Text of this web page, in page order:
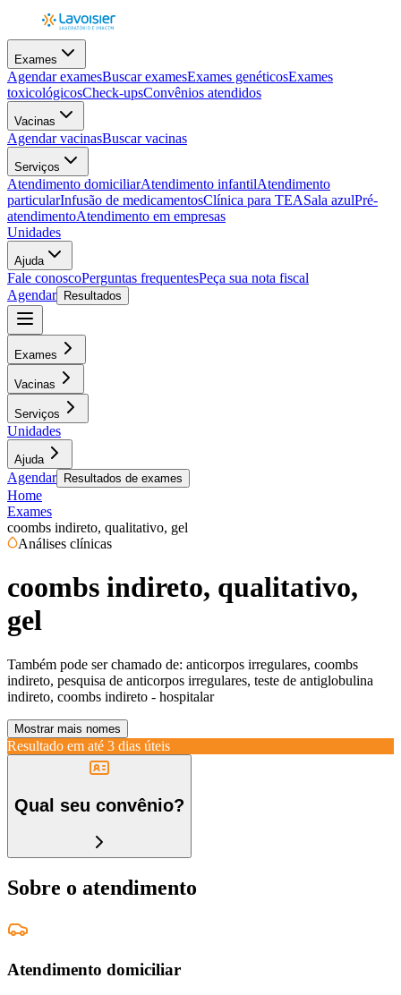
Exames
Agendar examesBuscar examesExames genéticosExames
toxicológicosCheck-upsConvênios atendidos
Vacinas
Agendar vacinasBuscar vacinas
Serviços
Atendimento domiciliarAtendimento infantilAtendimento
particularInfusão de medicamentosClínica para TEASala azulPré-
atendimentoAtendimento em empresas
Unidades
Ajuda
Fale conoscoPerguntas frequentesPeça sua nota fiscal
Agendar
Resultados
Exames
Vacinas
Serviços
Unidades
Ajuda
Agendar Resultados de exames
Home
Exames
coombs indireto, qualitativo, gel
Análises clínicas
coombs indireto, qualitativo,
gel
Também pode ser chamado de: anticorpos irregulares, coombs
indireto, pesquisa de anticorpos irregulares, teste de antiglobulina
indireto, coombs indireto - hospitalar
Mostrar mais nomes
Resultado em até 3 dias úteis
Qual seu convênio?
Sobre o atendimento
Atendimento domiciliar